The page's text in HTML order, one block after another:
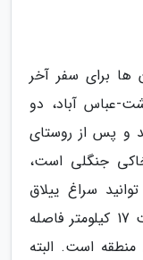
ها برای سفر آخر
عباس آباد، دو
و پس از روستای
جنگلی است،
سراغ ییلاق
مازیچال را بگیرید. مازیچال از کلاردشت 17 کیلومتر فاصله
منطقه است. البته